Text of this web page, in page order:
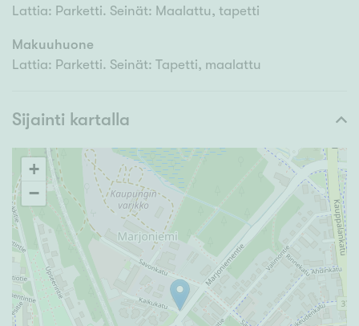
Lattia: Parketti. Seinät: Maalattu, tapetti
Makuuhuone
Lattia: Parketti. Seinät: Tapetti, maalattu
Sijainti kartalla
+
−